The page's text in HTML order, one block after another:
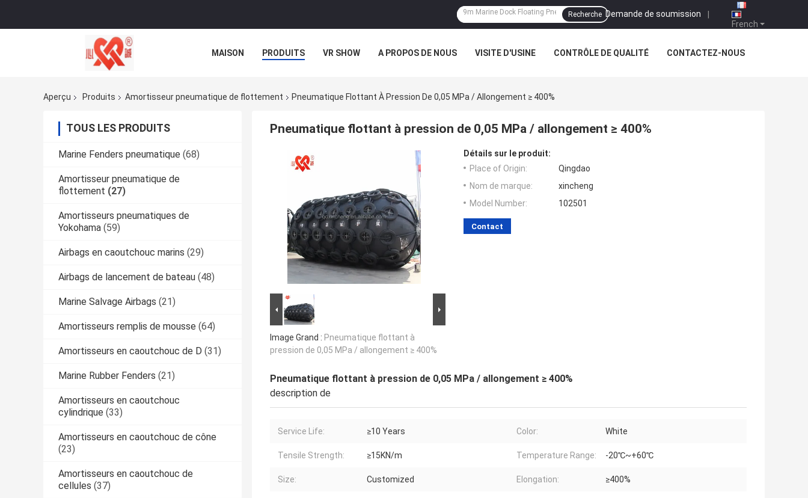
French
Demande de soumission |
Recherche
MAISON PRODUITS VR SHOW A PROPOS DE NOUS VISITE D'USINE CONTRÔLE DE QUALITÉ CONTACTEZ-NOUS
Aperçu
Produits Amortisseur pneumatique de flottement Pneumatique Flottant À Pression De 0,05 MPa / Allongement ≥ 400%
TOUS LES PRODUITS
Marine Fenders pneumatique (68)
Amortisseur pneumatique de
flottement (27)
Amortisseurs pneumatiques de
Yokohama (59)
Airbags en caoutchouc marins (29)
Airbags de lancement de bateau (48)
Marine Salvage Airbags (21)
Amortisseurs remplis de mousse (64)
Amortisseurs en caoutchouc de D (31)
Marine Rubber Fenders (21)
Amortisseurs en caoutchouc
cylindrique (33)
Amortisseurs en caoutchouc de cône
(23)
Amortisseurs en caoutchouc de
cellules (37)
Pneumatique flottant à pression de 0,05 MPa / allongement ≥ 400%
Image Grand : Pneumatique flottant à
pression de 0,05 MPa / allongement ≥ 400%
Détails sur le produit:
Place of Origin:
Qingdao
Nom de marque:
xincheng
Model Number:
102501
Contact
Pneumatique flottant à pression de 0,05 MPa / allongement ≥ 400%
description de
Service Life: ≥10 Years Color: White
Tensile Strength: ≥15KN/m Temperature Range: -20℃~+60℃
Size: Customized Elongation: ≥400%